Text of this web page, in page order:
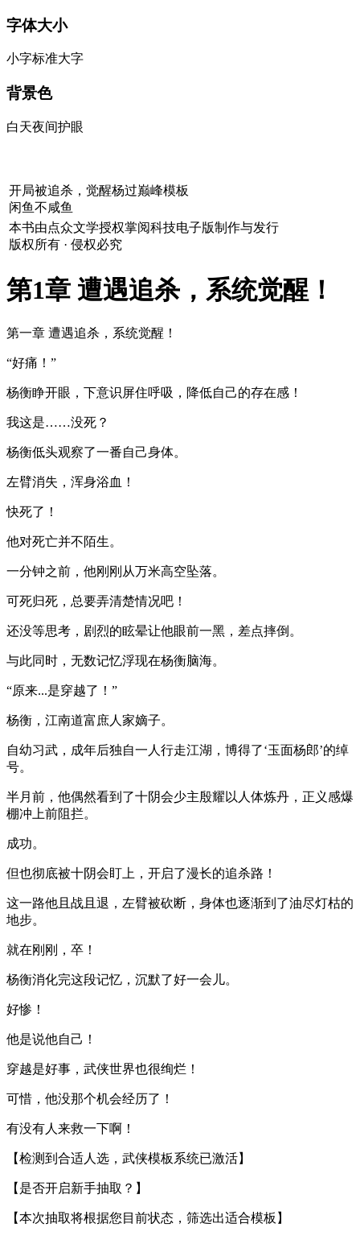
字体大小
小字标准大字
背景色
白天夜间护眼
开局被追杀，觉醒杨过巅峰模板
闲鱼不咸鱼
本书由点众文学授权掌阅科技电子版制作与发行
版权所有 · 侵权必究
第1章 遭遇追杀，系统觉醒！
第一章 遭遇追杀，系统觉醒！
“好痛！”
杨衡睁开眼，下意识屏住呼吸，降低自己的存在感！
我这是……没死？
杨衡低头观察了一番自己身体。
左臂消失，浑身浴血！
快死了！
他对死亡并不陌生。
一分钟之前，他刚刚从万米高空坠落。
可死归死，总要弄清楚情况吧！
还没等思考，剧烈的眩晕让他眼前一黑，差点摔倒。
与此同时，无数记忆浮现在杨衡脑海。
“原来...是穿越了！”
杨衡，江南道富庶人家嫡子。
自幼习武，成年后独自一人行走江湖，博得了‘玉面杨郎’的绰
号。
半月前，他偶然看到了十阴会少主殷耀以人体炼丹，正义感爆
棚冲上前阻拦。
成功。
但也彻底被十阴会盯上，开启了漫长的追杀路！
这一路他且战且退，左臂被砍断，身体也逐渐到了油尽灯枯的
地步。
就在刚刚，卒！
杨衡消化完这段记忆，沉默了好一会儿。
好惨！
他是说他自己！
穿越是好事，武侠世界也很绚烂！
可惜，他没那个机会经历了！
有没有人来救一下啊！
【检测到合适人选，武侠模板系统已激活】
【是否开启新手抽取？】
【本次抽取将根据您目前状态，筛选出适合模板】